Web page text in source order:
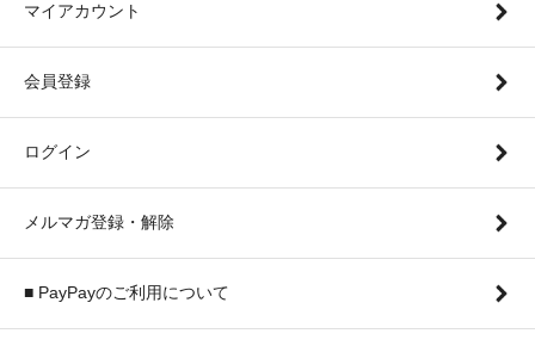
マイアカウント
会員登録
ログイン
メルマガ登録・解除
■ PayPayのご利用について